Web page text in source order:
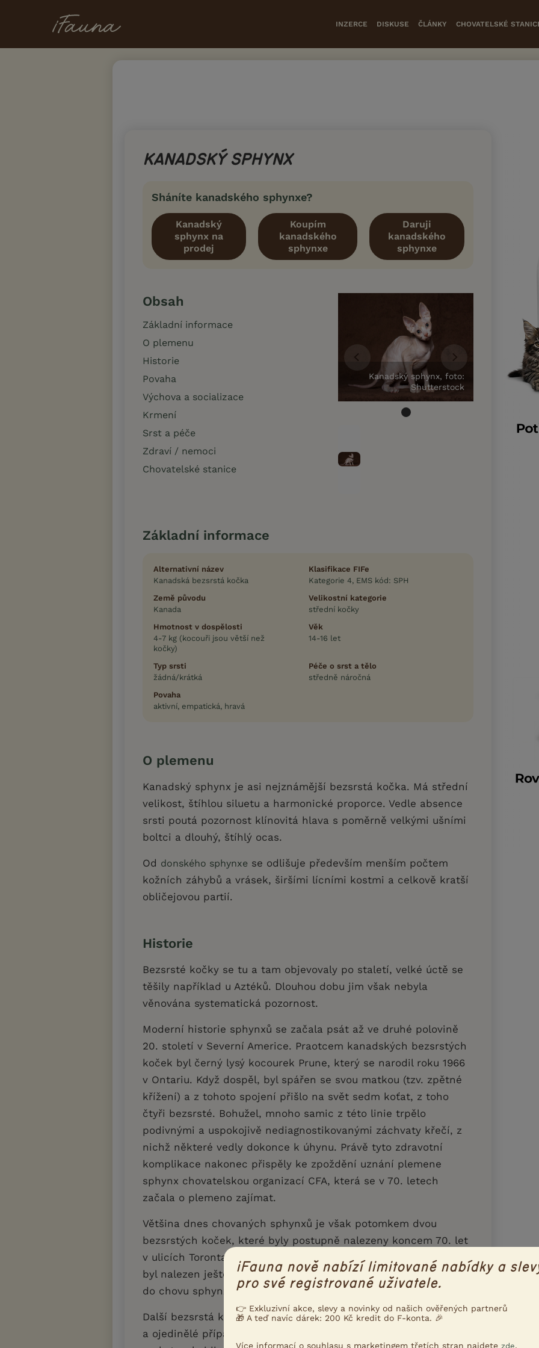
INZERCE DISKUSE ČLÁNKY CHOVATELSKÉ
KANADSKÝ SPHYNX
Sháníte kanadského sphynxe?
Kanadský
sphynx na
prodej
Koupím
kanadského
sphynxe
Daruji
kanadského
sphynxe
Kanadský sphynx, foto:
Shutterstock
Obsah
Základní informace
O plemenu
Historie
Povaha
Výchova a socializace
Krmení
Srst a péče
Zdraví / nemoci
Chovatelské stanice
Základní informace
Alternativní název
Kanadská bezsrstá kočka
Klasifikace FIFe
Kategorie 4, EMS kód: SPH
Země původu
Kanada
Velikostní kategorie
střední kočky
Hmotnost v dospělosti
4-7 kg (kocouři jsou větší než
kočky)
Věk
14-16 let
Typ srsti
žádná/krátká
Péče o srst a tělo
středně náročná
Povaha
aktivní, empatická, hravá
O plemenu
Kanadský sphynx je asi nejznámější bezsrstá kočka. Má střední
velikost, štíhlou siluetu a harmonické proporce. Vedle absence
srsti poutá pozornost klínovitá hlava s poměrně velkými ušními
boltci a dlouhý, štíhlý ocas.
Od donského sphynxe se odlišuje především menším počtem
kožních záhybů a vrásek, širšími lícními kostmi a celkově kratší
obličejovou partií.
Historie
Bezsrsté kočky se tu a tam objevovaly po staletí, velké úctě se
těšily například u Aztéků. Dlouhou dobu jim však nebyla
věnována systematická pozornost.
Moderní historie sphynxů se začala psát až ve druhé polovině
20. století v Severní Americe. Praotcem kanadských bezsrstých
koček byl černý lysý kocourek Prune, který se narodil roku 1966
v Ontariu. Když dospěl, byl spářen se svou matkou (tzv. zpětné
křížení) a z tohoto spojení přišlo na svět sedm koťat, z toho
čtyři bezsrsté. Bohužel, mnoho samic z této linie trpělo
podivnými a uspokojivě nediagnostikovanými záchvaty křečí, z
nichž některé vedly dokonce k úhynu. Právě tyto zdravotní
komplikace nakonec přispěly ke zpoždění uznání plemene
sphynx chovatelskou organizací CFA, která se v 70. letech
začala o plemeno zajímat.
Většina dnes chovaných sphynxů je však potomkem dvou
bezsrstých koček, které byly postupně nalezeny koncem 70. let
v ulicích Toronta. Vedle samic pojmenovaných Paloma a Punkie
byl nalezen ještě sameček Bambi, ten však byl záhy kastrována
do chovu sphynxů tak nezasáhl.
Další bezsrstá kočka, Jezabell, se objevila v americké Minnesotě
a ojedinělé případy narození neosrstěných koťat se tu a tam
iFauna nově nabízí limitované nabídky a
pro své registrované uživatele.
👉 Exkluzivní akce, slevy a novinky od našich ověřených partnerů
🎁 A teď navíc dárek: 200 Kč kredit do F-konta. 🎉
Více informací o souhlasu s marketingem třetích stran najdete zde.